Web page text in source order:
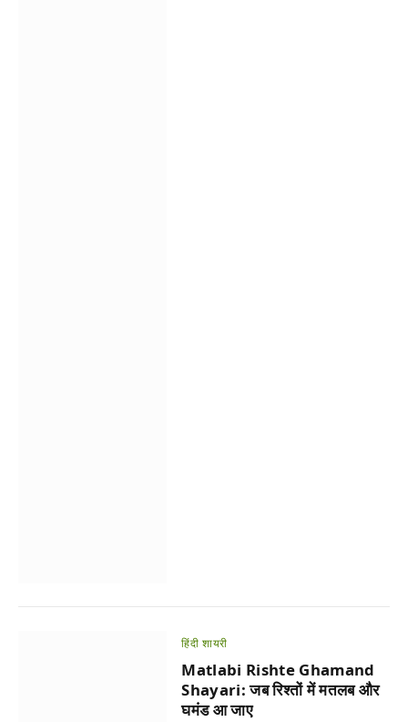
हिंदी शायरी
Matlabi Rishte Ghamand
Shayari: जब रिश्तों में मतलब और
घमंड आ जाए